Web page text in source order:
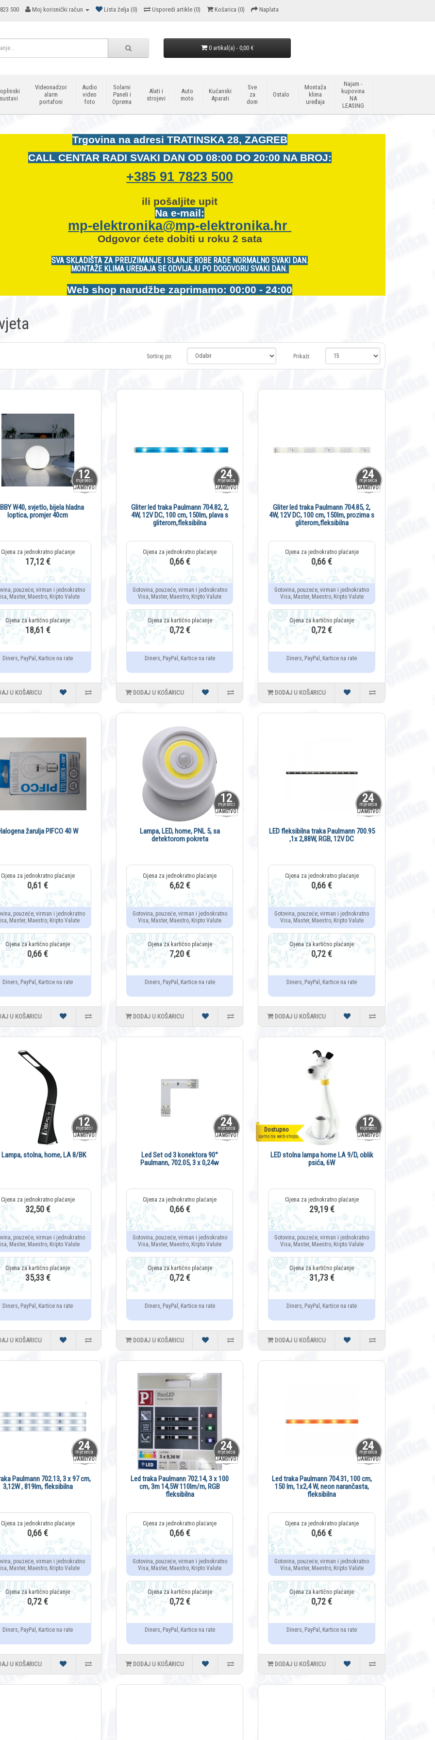
500 Moj korisnički račun Lista želja (0) Usporedi artikle (0) Košarica (0) Naplata
0 artikal(a) - 0,00 €
Videonadzor
alarm
portafoni
Audio
video
foto
Solarni
Paneli i
Oprema
Alati i
strojevi
Auto
moto
Kućanski
Aparati
Sve
za
dom
Ostalo
Montaža
klima
uređaja
Najam -
kupovina
NA
LEASING
Trgovina na adresi TRATINSKA 28, ZAGREB
CALL CENTAR RADI SVAKI DAN OD 08:00 DO 20:00 NA BROJ:
+385 91 7823 500
ili pošaljite upit
Na e-mail:
mp-elektronika@mp-elektronika.hr
Odgovor ćete dobiti u roku 2 sata
SVA SKLADIŠTA ZA PREUZIMANJE I SLANJE ROBE RADE NORMALNO SVAKI DAN.
MONTAŽE KLIMA UREĐAJA SE ODVIJAJU PO DOGOVORU SVAKI DAN.
Web shop narudžbe zaprimamo: 00:00 - 24:00
Sortiraj po: Prikaži:
12
mjeseci
JAMSTVO
W40, svjetlo, bijela hladna
loptica, promjer 40cm
17,12 €
pouzeće, virman i jednokratno
Master, Maestro, Kripto Valute
18,61 €
Diners, PayPal, Kartice na rate
U KOŠARICU
24
mjeseca
JAMSTVO
Gliter led traka Paulmann 704.82, 2,
4W, 12V DC, 100 cm, 150lm, plava s
gliterom,fleksibilna
0,66 €
Gotovina, pouzeće, virman i jednokratno
Visa, Master, Maestro, Kripto Valute
0,72 €
Diners, PayPal, Kartice na rate
DODAJ U KOŠARICU
24
mjeseca
JAMSTVO
Gliter led traka Paulmann 704.85, 2,
4W, 12V DC, 100 cm, 150lm, prozirna s
gliterom,fleksibilna
0,66 €
Gotovina, pouzeće, virman i jednokratno
Visa, Master, Maestro, Kripto Valute
0,72 €
Diners, PayPal, Kartice na rate
DODAJ U KOŠARICU
žarulja PIFCO 40 W
0,61 €
pouzeće, virman i jednokratno
Master, Maestro, Kripto Valute
0,66 €
Diners, PayPal, Kartice na rate
U KOŠARICU
12
mjeseci
JAMSTVO
Lampa, LED, home, PNL 5, sa
detektorom pokreta
6,62 €
Gotovina, pouzeće, virman i jednokratno
Visa, Master, Maestro, Kripto Valute
7,20 €
Diners, PayPal, Kartice na rate
DODAJ U KOŠARICU
24
mjeseca
JAMSTVO
LED fleksibilna traka Paulmann 700.95
,1x 2,88W, RGB, 12V DC
0,66 €
Gotovina, pouzeće, virman i jednokratno
Visa, Master, Maestro, Kripto Valute
0,72 €
Diners, PayPal, Kartice na rate
DODAJ U KOŠARICU
12
mjeseci
JAMSTVO
Lampa, stolna, home, LA 8/BK
32,50 €
pouzeće, virman i jednokratno
Master, Maestro, Kripto Valute
35,33 €
Diners, PayPal, Kartice na rate
U KOŠARICU
24
mjeseca
JAMSTVO
Led Set od 3 konektora 90°
Paulmann, 702.05, 3 x 0,24w
0,66 €
Gotovina, pouzeće, virman i jednokratno
Visa, Master, Maestro, Kripto Valute
0,72 €
Diners, PayPal, Kartice na rate
DODAJ U KOŠARICU
12
mjeseci
JAMSTVO
Dostupno
samo na web-shopu
LED stolna lampa home LA 9/D, oblik
psića, 6W
29,19 €
Gotovina, pouzeće, virman i jednokratno
Visa, Master, Maestro, Kripto Valute
31,73 €
Diners, PayPal, Kartice na rate
DODAJ U KOŠARICU
24
mjeseca
JAMSTVO
Paulmann 702.13, 3 x 97 cm,
3,12W , 819lm, fleksibilna
0,66 €
pouzeće, virman i jednokratno
Master, Maestro, Kripto Valute
0,72 €
Diners, PayPal, Kartice na rate
U KOŠARICU
24
mjeseca
JAMSTVO
Led traka Paulmann 702.14, 3 x 100
cm, 3m 14,5W 110lm/m, RGB
fleksibilna
0,66 €
Gotovina, pouzeće, virman i jednokratno
Visa, Master, Maestro, Kripto Valute
0,72 €
Diners, PayPal, Kartice na rate
DODAJ U KOŠARICU
24
mjeseca
JAMSTVO
Led traka Paulmann 704.31, 100 cm,
150 lm, 1x2,4 W, neon narančasta,
fleksibilna
0,66 €
Gotovina, pouzeće, virman i jednokratno
Visa, Master, Maestro, Kripto Valute
0,72 €
Diners, PayPal, Kartice na rate
DODAJ U KOŠARICU